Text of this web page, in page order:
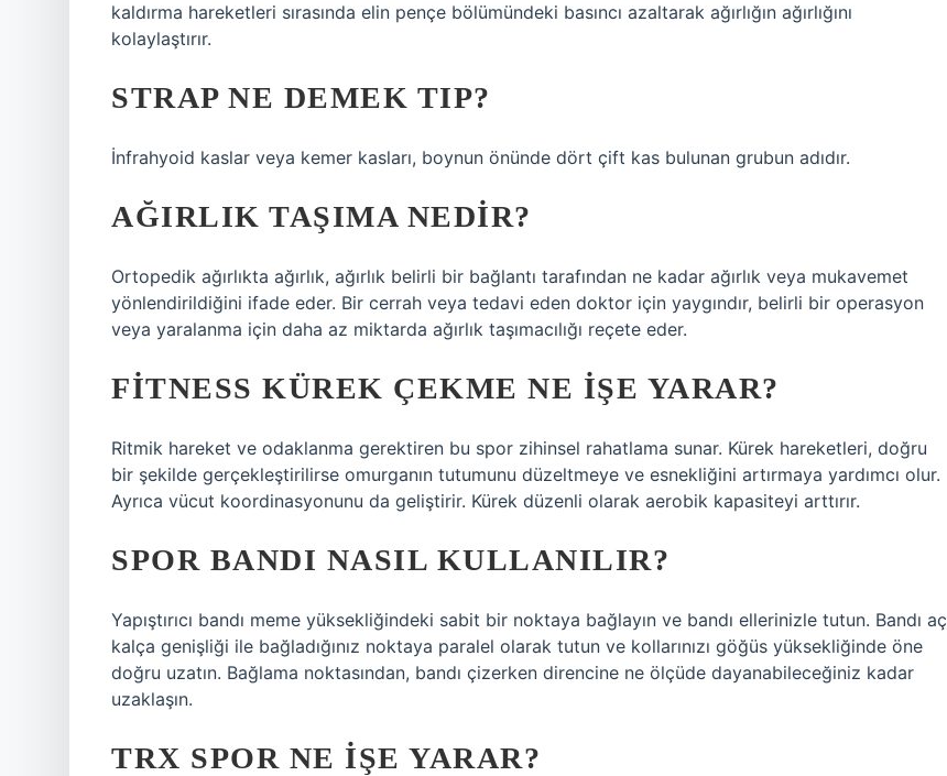
kaldırma hareketleri sırasında elin pençe bölümündeki basıncı azaltarak ağırlığın ağırlığını
kolaylaştırır.
STRAP NE DEMEK TIP?
İnfrahyoid kaslar veya kemer kasları, boynun önünde dört çift kas bulunan grubun adıdır.
AĞIRLIK TAŞIMA NEDIR?
Ortopedik ağırlıkta ağırlık, ağırlık belirli bir bağlantı tarafından ne kadar ağırlık veya mukavemet
yönlendirildiğini ifade eder. Bir cerrah veya tedavi eden doktor için yaygındır, belirli bir operasyon
veya yaralanma için daha az miktarda ağırlık taşımacılığı reçete eder.
FITNESS KÜREK ÇEKME NE IŞE YARAR?
Ritmik hareket ve odaklanma gerektiren bu spor zihinsel rahatlama sunar. Kürek hareketleri, doğru
bir şekilde gerçekleştirilirse omurganın tutumunu düzeltmeye ve esnekliğini artırmaya yardımcı olur.
Ayrıca vücut koordinasyonunu da geliştirir. Kürek düzenli olarak aerobik kapasiteyi arttırır.
SPOR BANDI NASIL KULLANILIR?
Yapıştırıcı bandı meme yüksekliğindeki sabit bir noktaya bağlayın ve bandı ellerinizle tutun. Bandı aç
kalça genişliği ile bağladığınız noktaya paralel olarak tutun ve kollarınızı göğüs yüksekliğinde öne
doğru uzatın. Bağlama noktasından, bandı çizerken direncine ne ölçüde dayanabileceğiniz kadar
uzaklaşın.
TRX SPOR NE IŞE YARAR?